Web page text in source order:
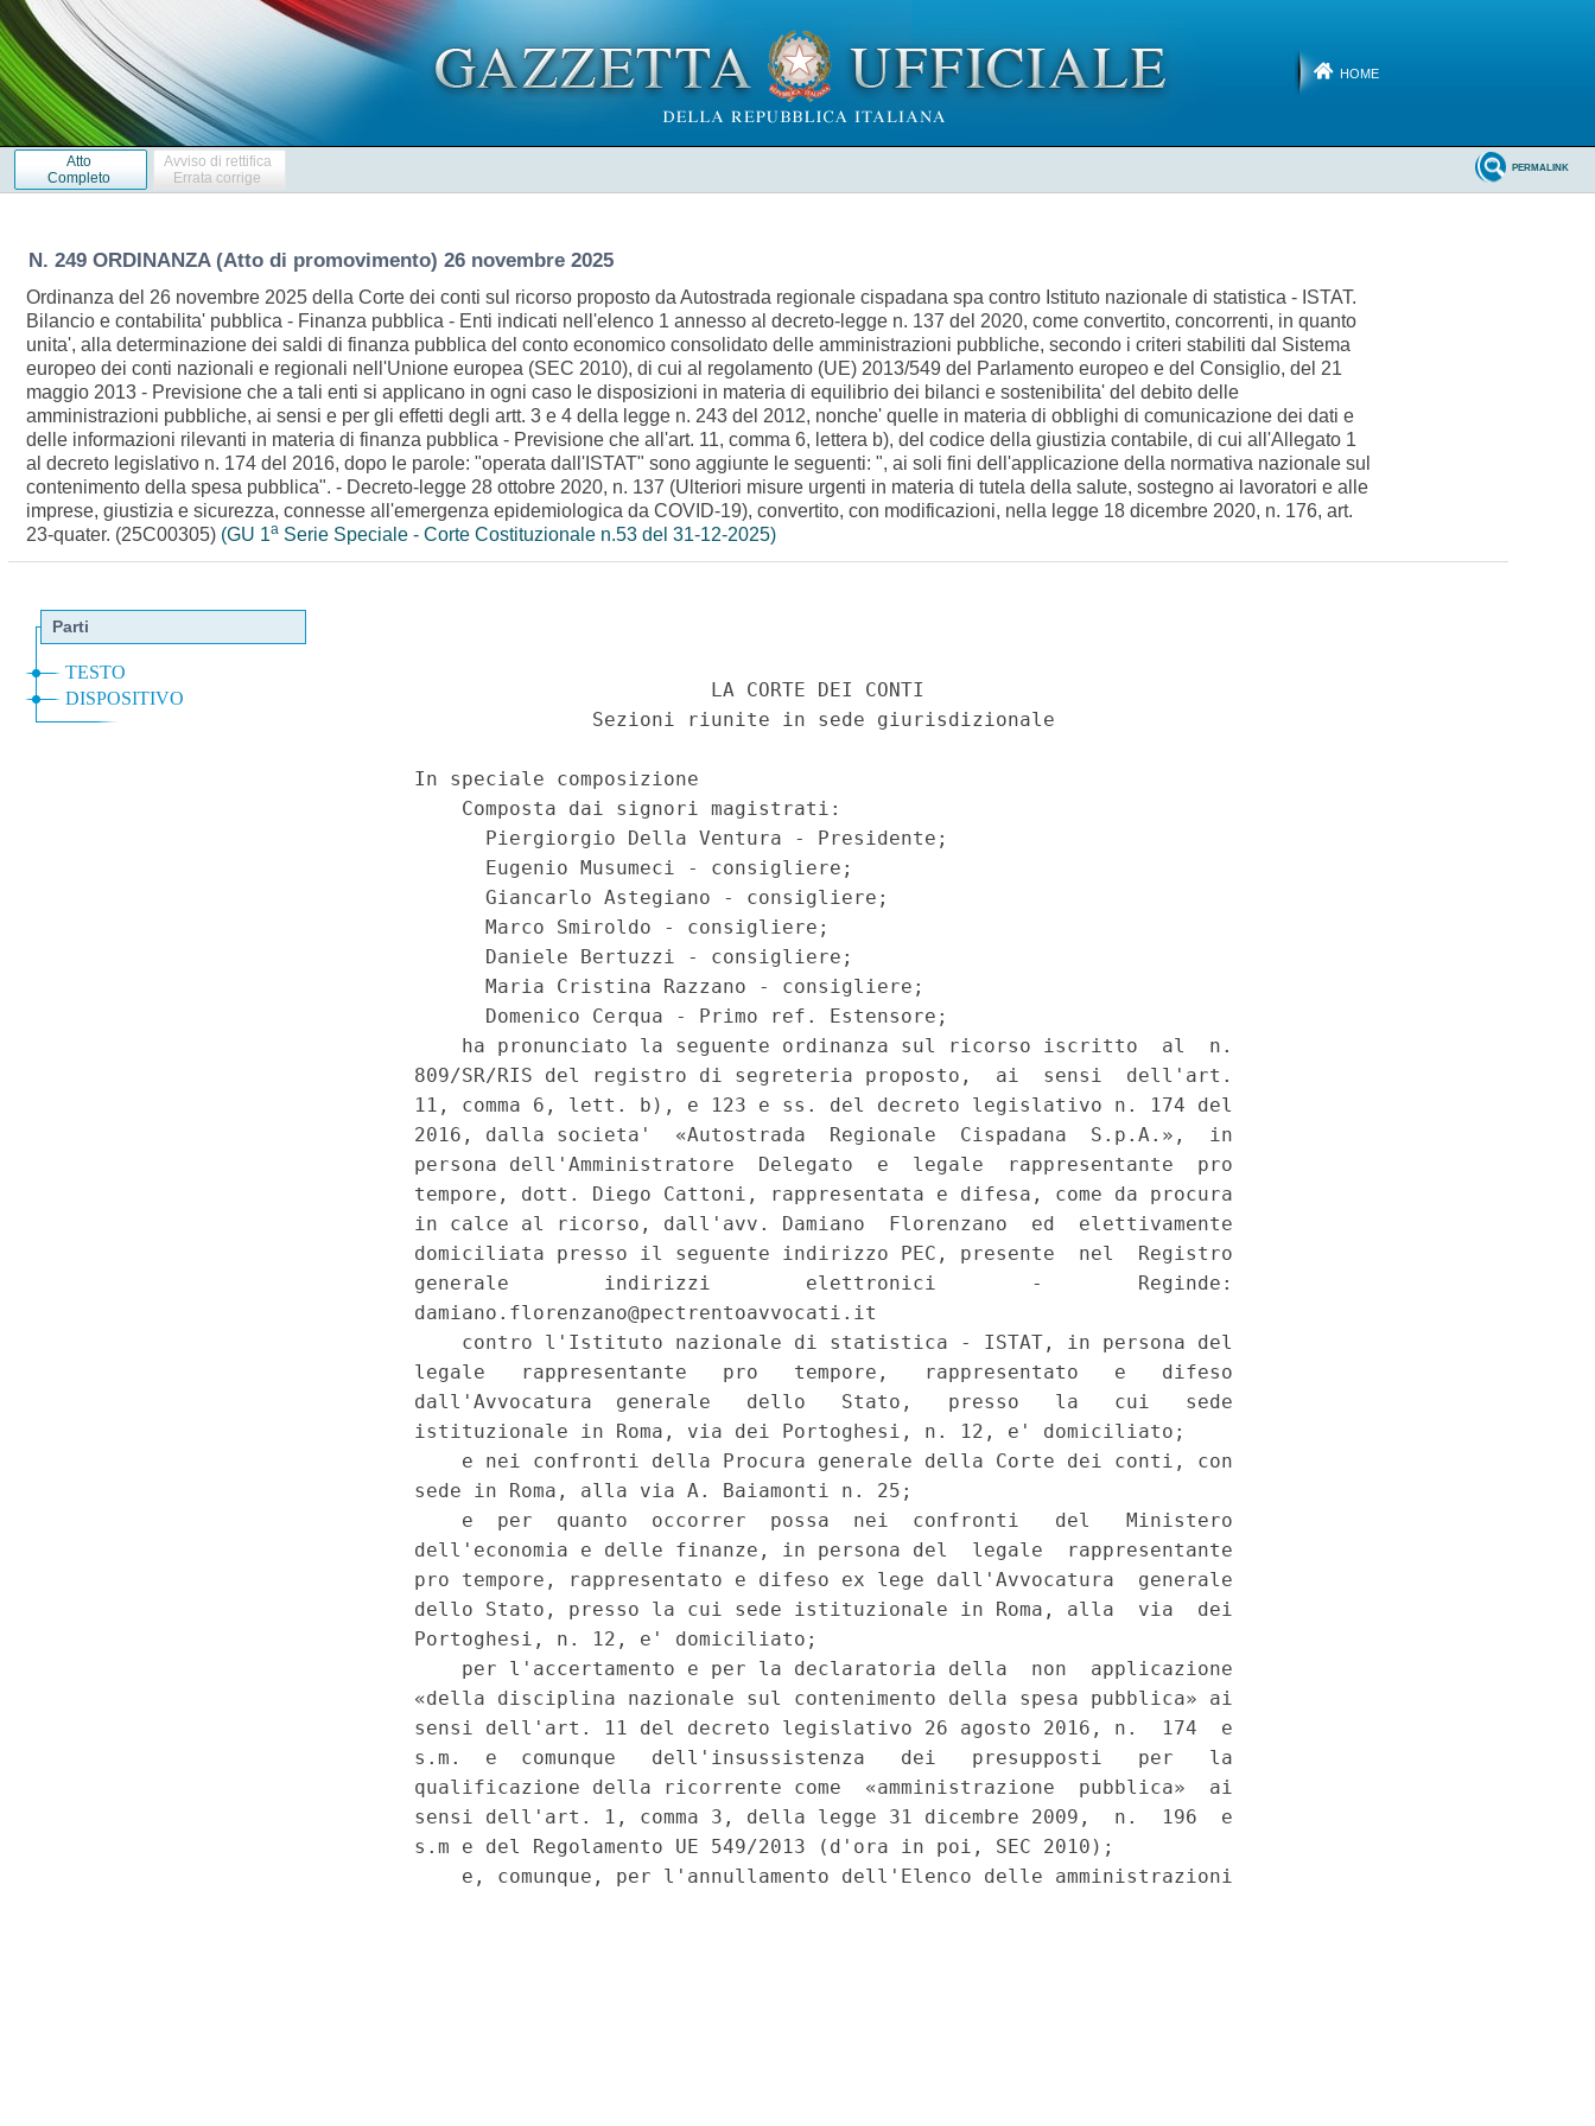
HOME
Atto
Completo
Avviso di rettifica
Errata corrige
PERMALINK
N. 249 ORDINANZA (Atto di promovimento) 26 novembre 2025
Ordinanza del 26 novembre 2025 della Corte dei conti sul ricorso proposto da Autostrada regionale cispadana spa contro Istituto nazionale di statistica - ISTAT.
Bilancio e contabilita' pubblica - Finanza pubblica - Enti indicati nell'elenco 1 annesso al decreto-legge n. 137 del 2020, come convertito, concorrenti, in quanto
unita', alla determinazione dei saldi di finanza pubblica del conto economico consolidato delle amministrazioni pubbliche, secondo i criteri stabiliti dal Sistema
europeo dei conti nazionali e regionali nell'Unione europea (SEC 2010), di cui al regolamento (UE) 2013/549 del Parlamento europeo e del Consiglio, del 21
maggio 2013 - Previsione che a tali enti si applicano in ogni caso le disposizioni in materia di equilibrio dei bilanci e sostenibilita' del debito delle
amministrazioni pubbliche, ai sensi e per gli effetti degli artt. 3 e 4 della legge n. 243 del 2012, nonche' quelle in materia di obblighi di comunicazione dei dati e
delle informazioni rilevanti in materia di finanza pubblica - Previsione che all'art. 11, comma 6, lettera b), del codice della giustizia contabile, di cui all'Allegato 1
al decreto legislativo n. 174 del 2016, dopo le parole: "operata dall'ISTAT" sono aggiunte le seguenti: ", ai soli fini dell'applicazione della normativa nazionale sul
contenimento della spesa pubblica". - Decreto-legge 28 ottobre 2020, n. 137 (Ulteriori misure urgenti in materia di tutela della salute, sostegno ai lavoratori e alle
imprese, giustizia e sicurezza, connesse all'emergenza epidemiologica da COVID-19), convertito, con modificazioni, nella legge 18 dicembre 2020, n. 176, art.
23-quater. (25C00305) (GU 1a Serie Speciale - Corte Costituzionale n.53 del 31-12-2025)